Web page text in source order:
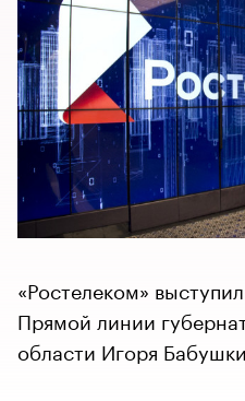
«Ростелеком»
Прямой линии
области Игоря